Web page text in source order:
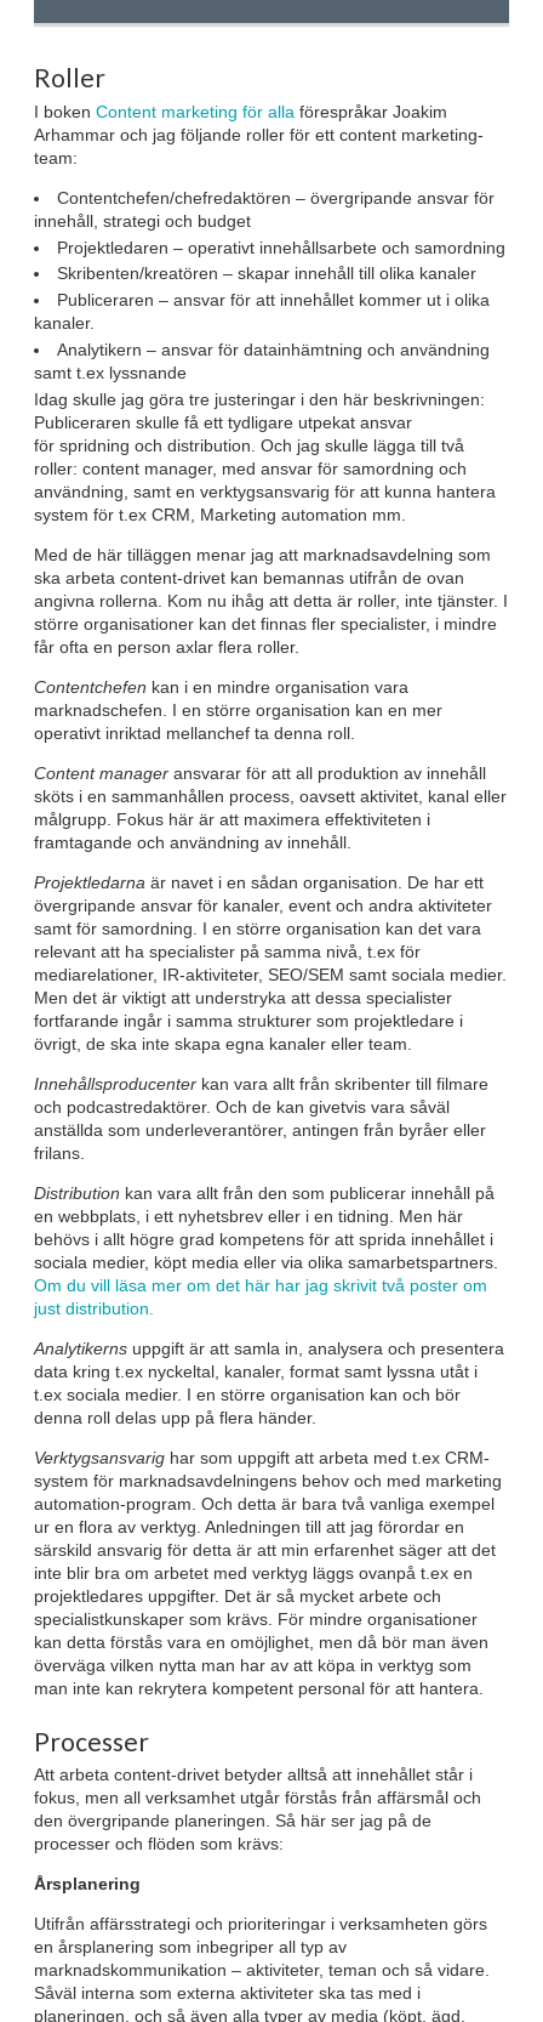
Roller
I boken Content marketing för alla förespråkar Joakim
Arhammar och jag följande roller för ett content marketing-
team:
Contentchefen/chefredaktören – övergripande ansvar för
innehåll, strategi och budget
Projektledaren – operativt innehållsarbete och samordning
Skribenten/kreatören – skapar innehåll till olika kanaler
Publiceraren – ansvar för att innehållet kommer ut i olika
kanaler.
Analytikern – ansvar för datainhämtning och användning
samt t.ex lyssnande
Idag skulle jag göra tre justeringar i den här beskrivningen:
Publiceraren skulle få ett tydligare utpekat ansvar
för spridning och distribution. Och jag skulle lägga till två
roller: content manager, med ansvar för samordning och
användning, samt en verktygsansvarig för att kunna hantera
system för t.ex CRM, Marketing automation mm.
Med de här tilläggen menar jag att marknadsavdelning som
ska arbeta content-drivet kan bemannas utifrån de ovan
angivna rollerna. Kom nu ihåg att detta är roller, inte tjänster. I
större organisationer kan det finnas fler specialister, i mindre
får ofta en person axlar flera roller.
Contentchefen kan i en mindre organisation vara
marknadschefen. I en större organisation kan en mer
operativt inriktad mellanchef ta denna roll.
Content manager ansvarar för att all produktion av innehåll
sköts i en sammanhållen process, oavsett aktivitet, kanal eller
målgrupp. Fokus här är att maximera effektiviteten i
framtagande och användning av innehåll.
Projektledarna är navet i en sådan organisation. De har ett
övergripande ansvar för kanaler, event och andra aktiviteter
samt för samordning. I en större organisation kan det vara
relevant att ha specialister på samma nivå, t.ex för
mediarelationer, IR-aktiviteter, SEO/SEM samt sociala medier.
Men det är viktigt att understryka att dessa specialister
fortfarande ingår i samma strukturer som projektledare i
övrigt, de ska inte skapa egna kanaler eller team.
Innehållsproducenter kan vara allt från skribenter till filmare
och podcastredaktörer. Och de kan givetvis vara såväl
anställda som underleverantörer, antingen från byråer eller
frilans.
Distribution kan vara allt från den som publicerar innehåll på
en webbplats, i ett nyhetsbrev eller i en tidning. Men här
behövs i allt högre grad kompetens för att sprida innehållet i
sociala medier, köpt media eller via olika samarbetspartners.
Om du vill läsa mer om det här har jag skrivit två poster om
just distribution.
Analytikerns uppgift är att samla in, analysera och presentera
data kring t.ex nyckeltal, kanaler, format samt lyssna utåt i
t.ex sociala medier. I en större organisation kan och bör
denna roll delas upp på flera händer.
Verktygsansvarig har som uppgift att arbeta med t.ex CRM-
system för marknadsavdelningens behov och med marketing
automation-program. Och detta är bara två vanliga exempel
ur en flora av verktyg. Anledningen till att jag förordar en
särskild ansvarig för detta är att min erfarenhet säger att det
inte blir bra om arbetet med verktyg läggs ovanpå t.ex en
projektledares uppgifter. Det är så mycket arbete och
specialistkunskaper som krävs. För mindre organisationer
kan detta förstås vara en omöjlighet, men då bör man även
överväga vilken nytta man har av att köpa in verktyg som
man inte kan rekrytera kompetent personal för att hantera.
Processer
Att arbeta content-drivet betyder alltså att innehållet står i
fokus, men all verksamhet utgår förstås från affärsmål och
den övergripande planeringen. Så här ser jag på de
processer och flöden som krävs:
Årsplanering
Utifrån affärsstrategi och prioriteringar i verksamheten görs
en årsplanering som inbegriper all typ av
marknadskommunikation – aktiviteter, teman och så vidare.
Såväl interna som externa aktiviteter ska tas med i
planeringen, och så även alla typer av media (köpt, ägd,